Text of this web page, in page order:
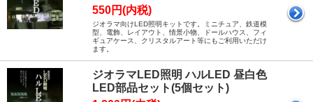
550円(内税)
ジオラマ向けLED照明キットです。ミニチュア、鉄道模
型、電飾、レイアウト、情景小物、ドールハウス、フィ
ギュアケース、クリスタルアート等にもご利用いただけ
ます。
ジオラマLED照明 ハルLED 昼白色
LED部品セット(5個セット)